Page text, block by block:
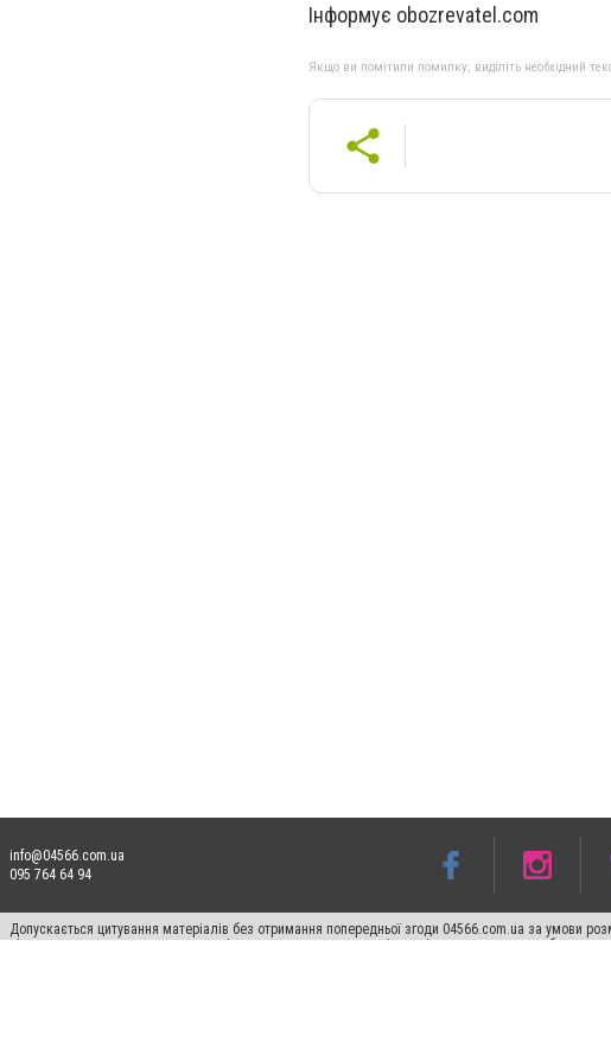
Інформує obozrevatel.com
Якщо ви помітили помилку, виділіть необхідний
info@04566.com.ua
095 764 64 94
Допускається цитування матеріалів без отримання попередньої згоди 04566.com.ua за умови
відкритого для пошукових систем гіперпосилання на цитовані статті не нижче другого абзацу